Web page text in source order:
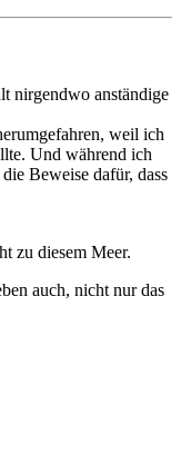
nirgendwo anständige
weil ich
Und während ich
Beweise dafür, dass
zu diesem Meer.
auch, nicht nur das